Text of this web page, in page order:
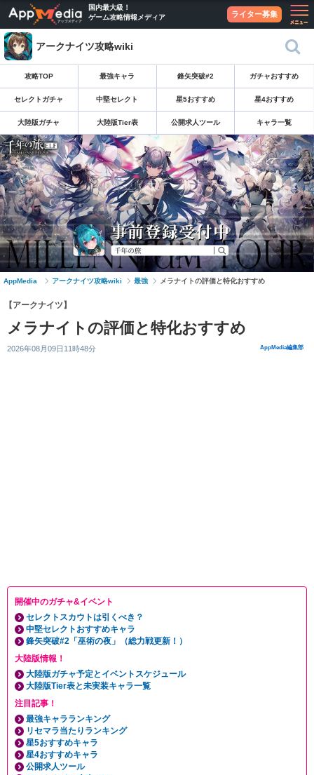
国内最大級！
ゲーム攻略情報メディア
ライター募集
アークナイツ攻略wiki
攻略TOP 最強キャラ 鋒矢突破#2 ガチャおすすめ
セレクトガチャ 中堅セレクト 星5おすすめ 星4おすすめ
大陸版ガチャ 大陸版Tier表 公開求人ツール キャラ一覧
AppMedia アークナイツ攻略wiki 最強 メラナイトの評価と特化おすすめ
【アークナイツ】
メラナイトの評価と特化おすすめ
2026年08月09日11時48分 AppMedia編集部
開催中のガチャ&イベント
セレクトスカウトは引くべき？
中堅セレクトおすすめキャラ
鋒矢突破#2「巫術の夜」（総力戦更新！）
大陸版情報！
大陸版ガチャ予定とイベントスケジュール
大陸版Tier表と未実装キャラ一覧
注目記事！
最強キャラランキング
リセマラ当たりランキング
星5おすすめキャラ
星4おすすめキャラ
公開求人ツール